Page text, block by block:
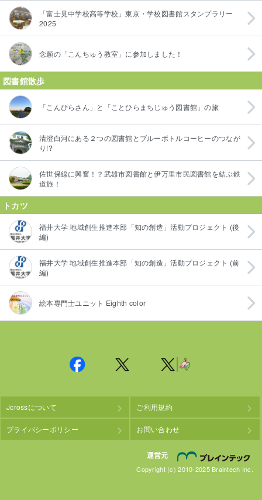
「富士見中学校高等学校」東京・学校図書館スタンプラリー
2025
念願の「こんちゅう教室」に参加しました！
図書館散歩
「こんぴらさん」と「ことひらまちじゅう図書館」の旅
清澄白河にある２つの図書館とブルーボトルコーヒーのつなが
り!?
佐世保線に興奮！？武雄市図書館と伊万里市民図書館を結ぶ鉄
道旅！
トカツ
福井大学 地域創生推進本部「知の創造」活動プロジェクト (後
編)
福井大学 地域創生推進本部「知の創造」活動プロジェクト (前
編)
絵本専門士ユニット Eighth color
Jcrossについて ご利用規約
プライバシーポリシー お問い合わせ
運営元
Copyright (c) 2010-2025 Braintech Inc.